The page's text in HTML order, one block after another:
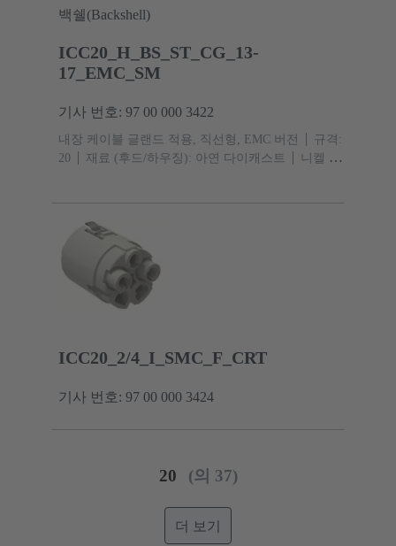
백쉘(Backshell)
ICC20_H_BS_ST_CG_13-
17_EMC_SM
기사 번호: 97 00 000 3422
내장 케이블 글랜드 적용, 직선형, EMC 버전
규격:
20
재료 (후드/하우징): 아연 다이캐스트
니켈 도
ICC20_2/4_I_SMC_F_CRT
기사 번호: 97 00 000 3424
20 (의 37)
더 보기